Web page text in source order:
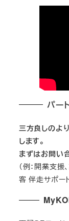
パー
三方良しのよ
します。
まずはお問い
（例：開業支
客 伴走サポー